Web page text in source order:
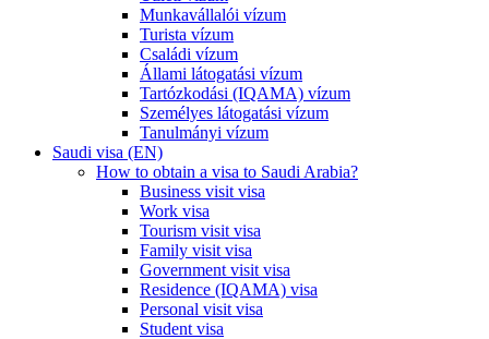
Munkavállalói vízum
Turista vízum
Családi vízum
Állami látogatási vízum
Tartózkodási (IQAMA) vízum
Személyes látogatási vízum
Tanulmányi vízum
Saudi visa (EN)
How to obtain a visa to Saudi Arabia?
Business visit visa
Work visa
Tourism visit visa
Family visit visa
Government visit visa
Residence (IQAMA) visa
Personal visit visa
Student visa